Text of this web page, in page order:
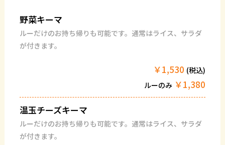
野菜キーマ
ルーだけのお持ち帰りも可能です。通常はライス、サラダ
が付きます。
￥1,530 (税込)
ルーのみ ￥1,380
温玉チーズキーマ
ルーだけのお持ち帰りも可能です。通常はライス、サラダ
が付きます。